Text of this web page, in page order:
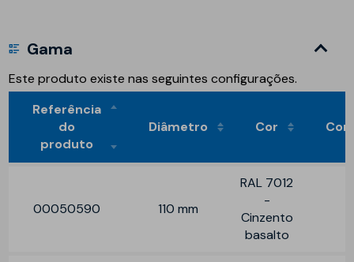
Gama
Este produto existe nas seguintes configurações.
Referência
do
produto
Diâmetro Cor
00050590 110 mm
RAL 7012
-
Cinzento
basalto